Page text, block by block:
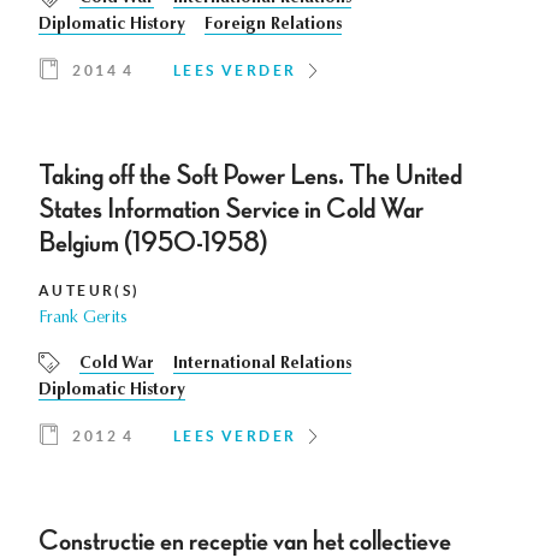
Diplomatic History
Foreign Relations
2014 4 LEES VERDER
Taking off the Soft Power Lens. The United
States Information Service in Cold War
Belgium (1950-1958)
AUTEUR(S)
Frank Gerits
Cold War
International Relations
Diplomatic History
2012 4 LEES VERDER
Constructie en receptie van het collectieve